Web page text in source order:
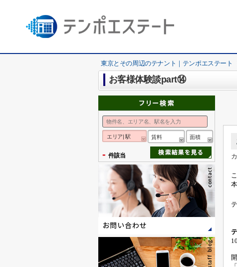
東京とその周辺のテナント｜テンポエステート
お客様体験談part⑭
エリア| 駅 賃料 面積
- 件該当